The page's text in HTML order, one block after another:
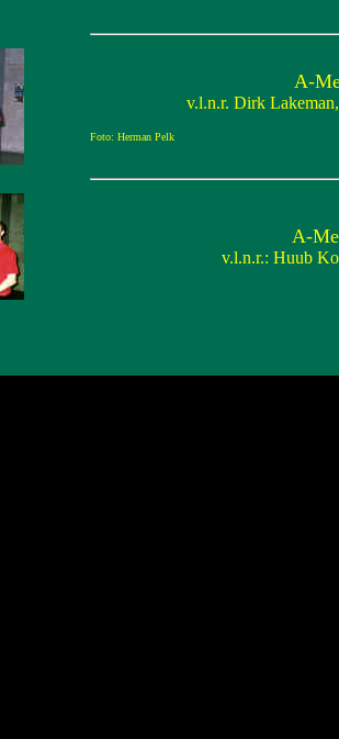
A-
v.l.n.r. Dirk
Foto: Herman Pelk
A-
v.l.n.r.: Huub